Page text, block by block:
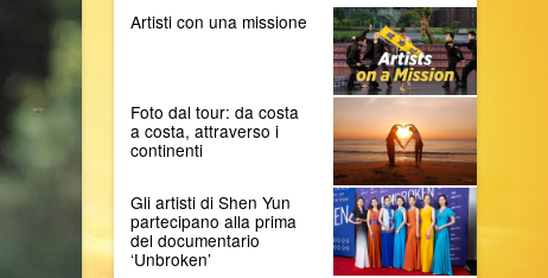
Artisti con una missione
Foto dal tour: da costa
a costa, attraverso i
continenti
Gli artisti di Shen Yun
partecipano alla prima
del documentario
‘Unbroken’